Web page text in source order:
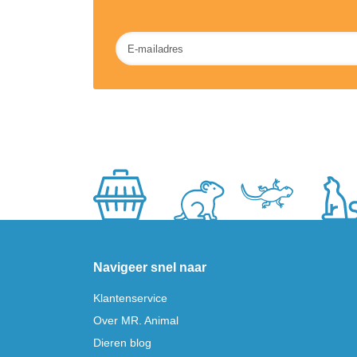
Nieuwsbrief
Navigeer snel naar
Klantenservice
Over MR. Animal
Dieren blog